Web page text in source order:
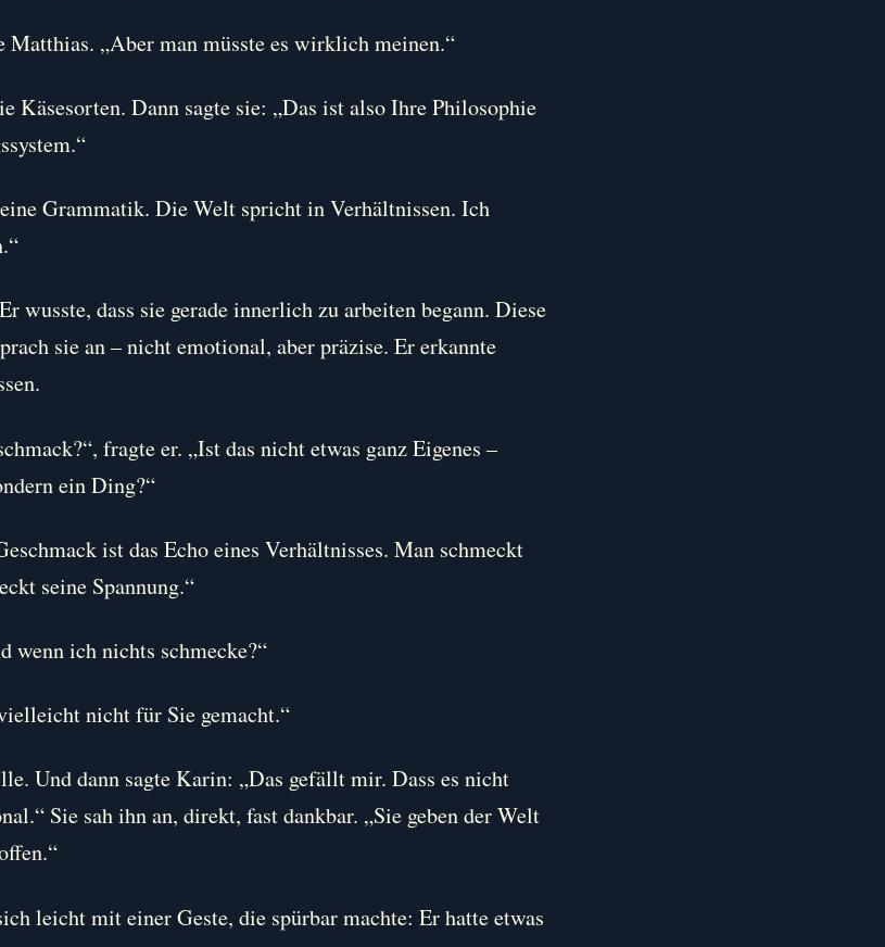
Matthias. „Aber man müsste es wirklich meinen.“
Käsesorten. Dann sagte sie: „Das ist also Ihre Philosophie
Grammatik. Die Welt spricht in Verhältnissen. Ich
wusste, dass sie gerade innerlich zu arbeiten begann. Diese
sie an – nicht emotional, aber präzise. Er erkannte
fragte er. „Ist das nicht etwas ganz Eigenes –
ein Ding?“
ist das Echo eines Verhältnisses. Man schmeckt
seine Spannung.“
wenn ich nichts schmecke?“
nicht für Sie gemacht.“
Und dann sagte Karin: „Das gefällt mir. Dass es nicht
Sie sah ihn an, direkt, fast dankbar. „Sie geben der Welt
leicht mit einer Geste, die spürbar machte: Er hatte etwas